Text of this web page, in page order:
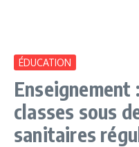
ÉDUCATION
Enseignement
classes sous
sanitaires